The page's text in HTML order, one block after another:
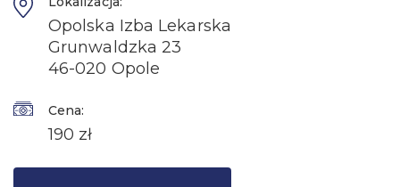
Opolska Izba Lekarska
Grunwaldzka 23
46-020 Opole
Cena:
190 zł